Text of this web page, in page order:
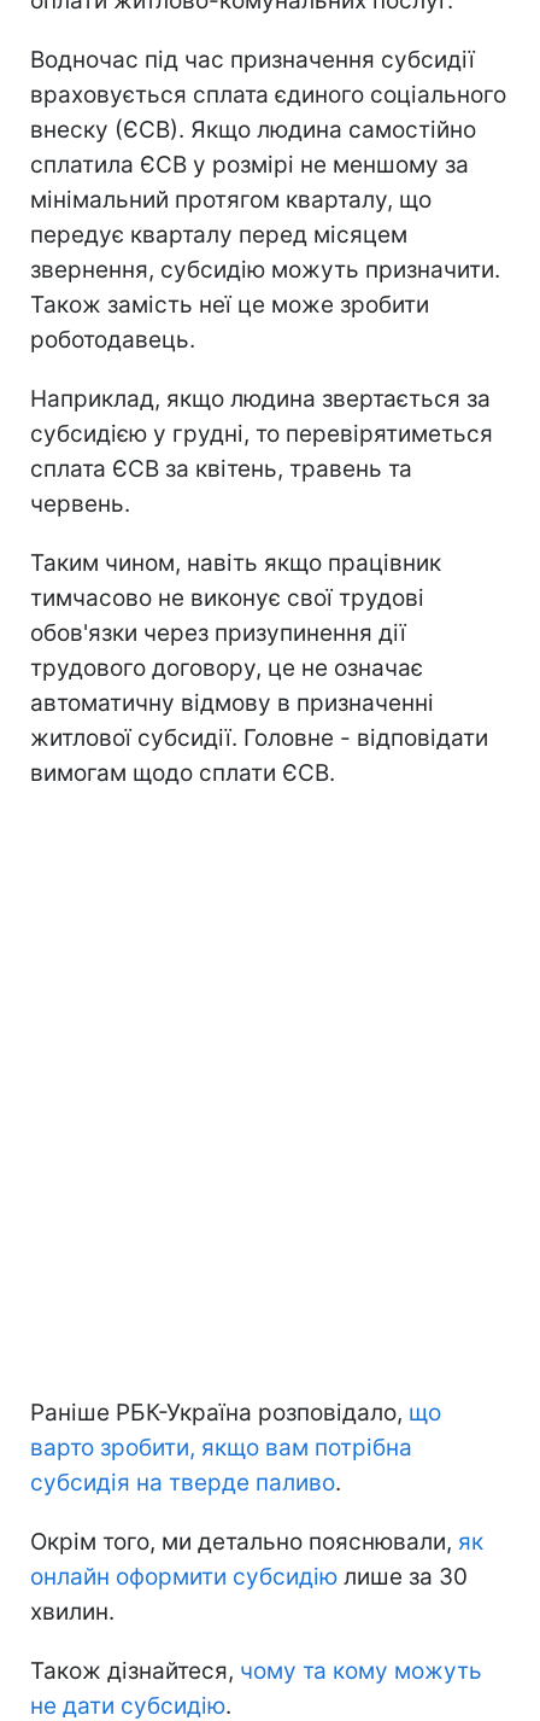
Водночас під час призначення субсидії
враховується сплата єдиного соціального
внеску (ЄСВ). Якщо людина самостійно
сплатила ЄСВ у розмірі не меншому за
мінімальний протягом кварталу, що
передує кварталу перед місяцем
звернення, субсидію можуть призначити.
Також замість неї це може зробити
роботодавець.
Наприклад, якщо людина звертається за
субсидією у грудні, то перевірятиметься
сплата ЄСВ за квітень, травень та
червень.
Таким чином, навіть якщо працівник
тимчасово не виконує свої трудові
обов'язки через призупинення дії
трудового договору, це не означає
автоматичну відмову в призначенні
житлової субсидії. Головне - відповідати
вимогам щодо сплати ЄСВ.
Раніше РБК-Україна розповідало, що
варто зробити, якщо вам потрібна
субсидія на тверде паливо.
Окрім того, ми детально пояснювали, як
онлайн оформити субсидію лише за 30
хвилин.
Також дізнайтеся, чому та кому можуть
не дати субсидію.